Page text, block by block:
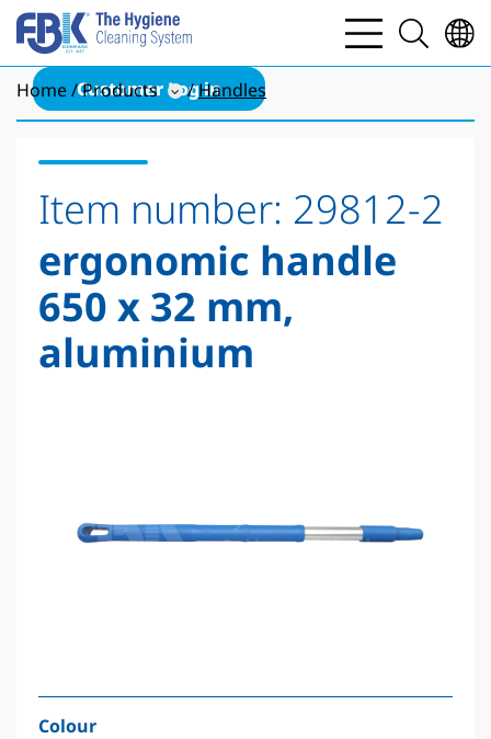
bars
light
search
light
Customer Log in
Home Products Handles
Item number: 29812-2
ergonomic handle
650 x 32 mm,
aluminium
Colour